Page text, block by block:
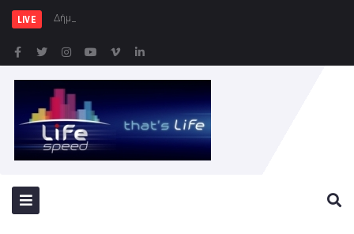
LIVE Δήμος Πατρέων : Τα παιδιά